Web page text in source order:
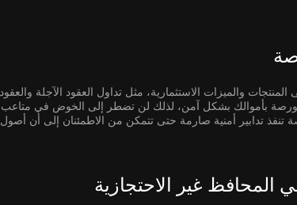
والميزات الاستثمارية، مثل تداول العقود الآجلة والعقود
بأموالك بشكل آمن، لذلك لن تضطر إلى الخوض في متاعب
تنفذ تدابير أمنية صارمة حتى تتمكن من الاطمئنان إلى أن أصول